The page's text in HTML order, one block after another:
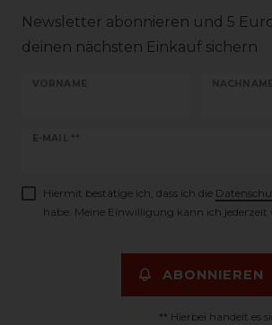
Newsletter abonnieren und 5
deinen nächsten Einkauf sichern
VORNAME NACHNAME
E-MAIL **
Newsletter
Hiermit bestätige ich, dass ich die
habe. Meine Einwilligung kann ich jederzeit
ABONNIEREN
** Hierbei handelt es